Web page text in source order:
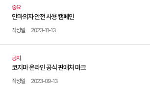
중요
안마의자 안전 사용 캠페인
작성일 2023-11-13
공지
코지마 온라인 공식 판매처 마크
작성일 2023-09-13